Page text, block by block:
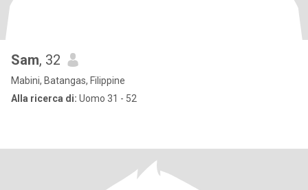
Sam, 32
Mabini, Batangas, Filippine
Alla ricerca di: Uomo 31 - 52